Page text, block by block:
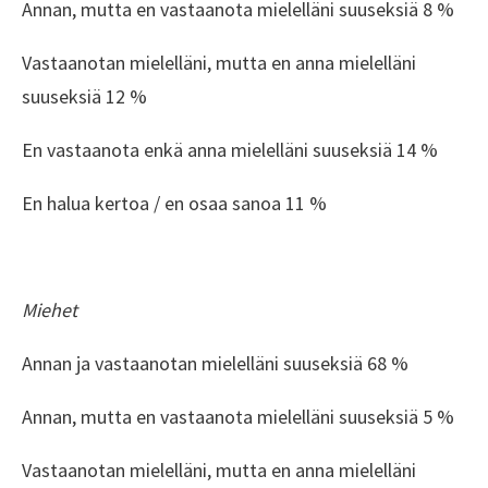
Annan, mutta en vastaanota mielelläni suuseksiä 8 %
Vastaanotan mielelläni, mutta en anna mielelläni
suuseksiä 12 %
En vastaanota enkä anna mielelläni suuseksiä 14 %
En halua kertoa / en osaa sanoa 11 %
Miehet
Annan ja vastaanotan mielelläni suuseksiä 68 %
Annan, mutta en vastaanota mielelläni suuseksiä 5 %
Vastaanotan mielelläni, mutta en anna mielelläni